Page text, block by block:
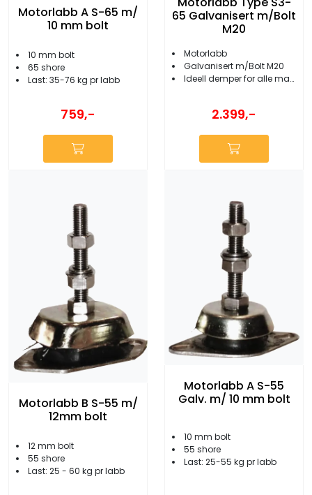
Motorlabb A S-65 m/
10 mm bolt
10 mm bolt
65 shore
Last: 35-76 kg pr labb
759,-
65 Galvanisert m/Bolt
M20
Motorlabb
Galvanisert m/Bolt M20
Ideell demper for alle marinemotorer
2.399,-
Motorlabb B S-55 m/
12mm bolt
12 mm bolt
55 shore
Last: 25 - 60 kg pr labb
Motorlabb A S-55
Galv. m/ 10 mm bolt
10 mm bolt
55 shore
Last: 25-55 kg pr labb